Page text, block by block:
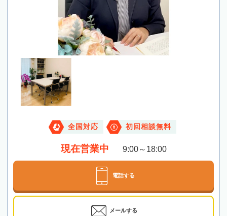
全国対応 初回相談無料
現在営業中 9:00～18:00
電話する
メールする